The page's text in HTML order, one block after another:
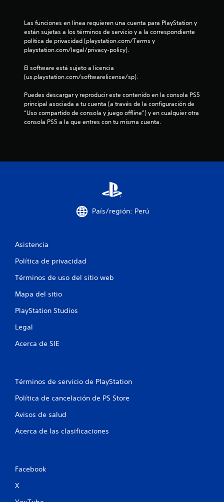
3
l
i
i
f
f
l
i
e
)
Las funciones en línea requieren una cuenta para PlayStation y
están sujetas a los términos de servicio y a la correspondiente
política de privacidad (playstation.com/Terms y
playstation.com/legal/privacy-policy).
El software está sujeto a licencia
(us.playstation.com/softwarelicense/sp).
Puedes descargar y reproducir este contenido en la consola PS5
principal asociada a tu cuenta (a través de la configuración de
“Uso compartido de consola y juego offline”) y en cualquier otra
consola PS5 a la que entres con tu misma cuenta.
País/región: Perú
Asistencia
Política de privacidad
Términos de uso del sitio web
Mapa del sitio
PlayStation Studios
Legal
Acerca de SIE
Términos de servicio de PlayStation
Política de cancelación de PS Store
Avisos de salud
Acerca de las clasificaciones
Facebook
X